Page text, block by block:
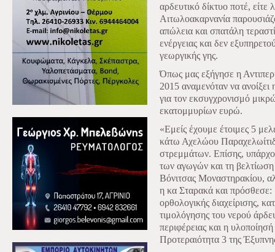
αρδευτικό δίκτυο ποτέ, είτε
Αιτωλοακαρνανία
απώλεια και σπατάλη
ενέργειας και δεν
γεωργικής γης.
Όπως μας εξήγησε η
2015 αναμενόταν να
για τον εκσυγχρονισμό
εκατομμυρίων ευρώ.
«Εμείς έχουμε έτοιμες 5
κάτω Αχελώου
στρεμμάτων. Επίσης,
των αγωγών και τη
Βόνιτσας Μοναστηρακίου,
η κα Σταρακά και
ορθολογικής διαχείρισης,
τιμολόγησης του νερού
περιφέρειας και η
Προτεραιότητα 3 της